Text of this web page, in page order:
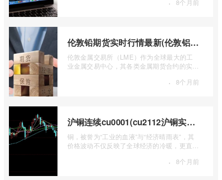
8个月前
伦敦铅期货实时行情最新(伦敦铝锡期货实时行情)
伦敦金属交易所（LME）作为全球最大的工
业金属交易中心，其各类金属期货合约的实时
· 8个月前
沪铜连续cu0001(cu2112沪铜实时行情)
铜，被誉为“工业的血液”与“经济晴雨表”，其
价格波动不仅反映了全球经济的冷暖，更直接
· 8个月前